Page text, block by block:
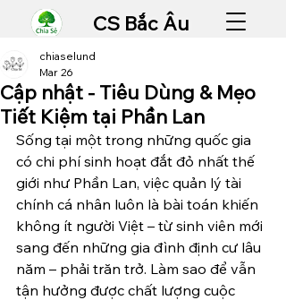
CS Bắc Âu
Cập nhật - Tiêu Dùng & Mẹo
Tiết Kiệm tại Phần Lan
chiaselund
Mar 26
Sống tại một trong những quốc gia
có chi phí sinh hoạt đắt đỏ nhất thế
giới như Phần Lan, việc quản lý tài
chính cá nhân luôn là bài toán khiến
không ít người Việt – từ sinh viên mới
sang đến những gia đình định cư lâu
năm – phải trăn trở. Làm sao để vẫn
tận hưởng được chất lượng cuộc